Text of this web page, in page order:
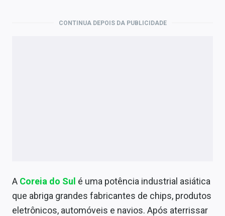
Sobre
Expediente
CONTINUA DEPOIS DA PUBLICIDADE
A Coreia do Sul é uma potência industrial asiática
que abriga grandes fabricantes de chips, produtos
eletrônicos, automóveis e navios. Após aterrissar